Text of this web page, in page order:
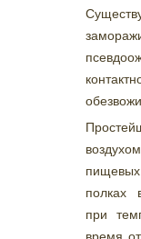
полках
при